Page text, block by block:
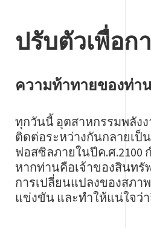
ปรับตัวเพื่อก
ความท้าทายของท่า
ทุกวันนี้ อุตสาหกรรมพลัง
ติดต่อระหว่างกันกลายเป็
ฟอสซิลภายในปีค.ศ.2100
หากท่านคือเจ้าของสินท
การเปลี่ยนแปลงของสภา
แข่งขัน และทำให้แน่ใจว่